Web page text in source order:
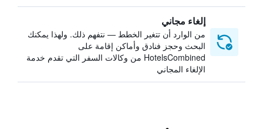
إلغاء مجاني
من الوارد أن تتغير الخطط — نتفهم ذلك. ولهذا يمكنك
البحث وحجز فنادق وأماكن إقامة على
HotelsCombined من وكالات السفر التي تقدم خدمة
الإلغاء المجاني